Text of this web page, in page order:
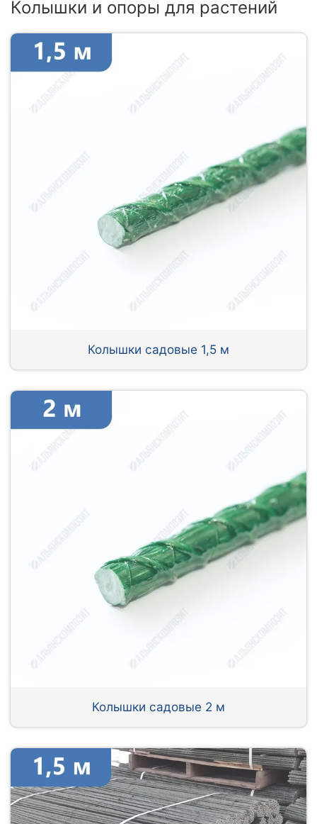
Колышки и опоры для растений
Колышки садовые 1,5 м
Колышки садовые 2 м